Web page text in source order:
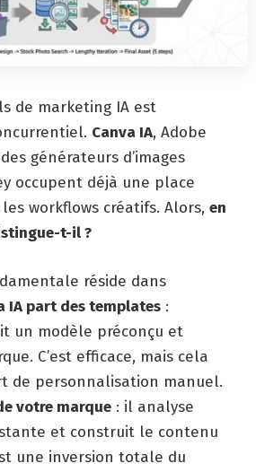
de marketing IA est
Canva IA, Adobe
générateurs d’images
occupent déjà une place
workflows créatifs. Alors, en
t-il ?
réside dans
IA part des templates :
un modèle préconçu et
C’est efficace, mais cela
de personnalisation manuel.
votre marque : il analyse
et construit le contenu
une inversion totale du